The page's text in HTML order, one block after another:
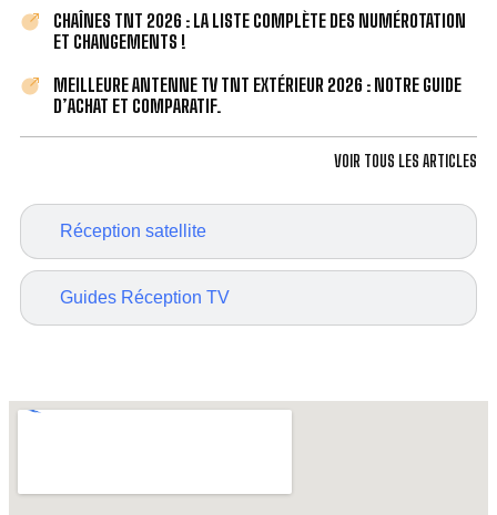
Réception satellite
Guides Réception TV
CHAÎNES TNT 2026 : LA LISTE COMPLÈTE DES NUMÉROTATION
ET CHANGEMENTS !
MEILLEURE ANTENNE TV TNT EXTÉRIEUR 2026 : NOTRE GUIDE
D’ACHAT ET COMPARATIF.
VOIR TOUS LES ARTICLES